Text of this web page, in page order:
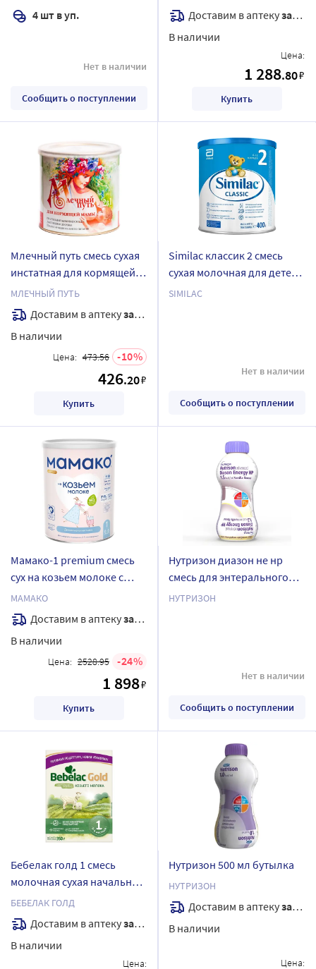
для энтерального питания
200 мл 4 шт.
4 шт в уп.
Нет в наличии
Сообщить о поступлении
400 гр
Доставим в аптекузавтра
В наличии
Цена:
1 288.80₽
Купить
Млечный путь смесь сухая
инстатная для кормящей
мамы 200 гр
МЛЕЧНЫЙ ПУТЬ
Доставим в аптекузавтра
В наличии
Цена: 473.56 10
426.20₽
Купить
Similac классик 2 смесь
сухая молочная для детей
от 6 до 12 мес 400 гр
SIMILAC
Нет в наличии
Сообщить о поступлении
Мамако-1 premium смесь
сух на козьем молоке с
олигосахаридами
грудного молока 400 гр
МАМАКО
Доставим в аптекузавтра
В наличии
Цена: 2528.95 24
1 898₽
Купить
Нутризон диазон не нр
смесь для энтерального
питания 500 мл бут/со
НУТРИЗОН
Нет в наличии
Сообщить о поступлении
Бебелак голд 1 смесь
молочная сухая начальная
адаптированная на основе
козьего молока 350 гр
БЕБЕЛАК ГОЛД
Доставим в аптекузавтра
В наличии
Цена:
Нутризон 500 мл бутылка
НУТРИЗОН
Доставим в аптекузавтра
В наличии
Цена: